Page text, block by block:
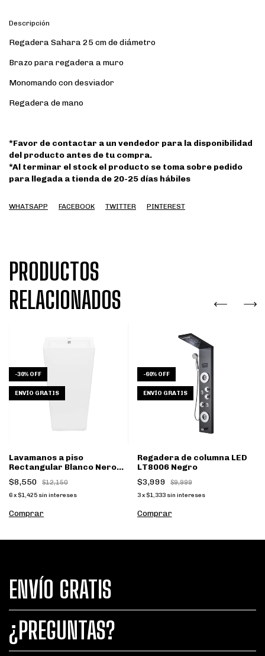
Descripción
Regadera Sahara 25 cm de diámetro
Brazo para regadera a muro
Monomando con desviador
Regadera de mano
*Favor de contactar a un vendedor para la disponibilidad
del producto antes de tu compra.
*Al terminar el stock el producto se toma sobre pedido
para llegada a tienda de 20-25 días hábiles
WHATSAPP FACEBOOK TWITTER PINTEREST
PRODUCTOS
RELACIONADOS
-30% OFF
ENVÍO GRATIS
Lavamanos a piso
Rectangular Blanco Nero
B131
$8,550 $12,150
6x $1,425 sin intereses
-60% OFF
ENVÍO GRATIS
Regadera de columna LED
LT8006 Negro
$3,999
$9,999
3 x $1,333 sin intereses
ENVÍO GRATIS
¿PREGUNTAS?